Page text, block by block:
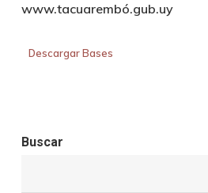
www.tacuarembó.gub.uy
DescargarBases
Buscar